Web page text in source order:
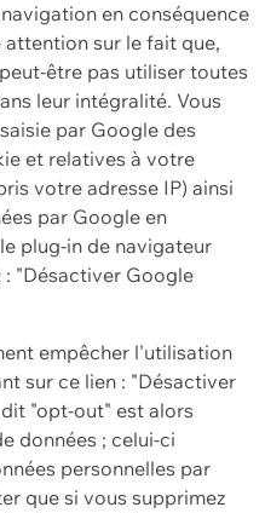
en conséquence
sur le fait que,
être pas utiliser toutes
leur intégralité. Vous
par Google des
et relatives à votre
votre adresse IP) ainsi
par Google en
plug-in de navigateur
"Désactiver Google
empêcher l'utilisation
sur ce lien : "Désactiver
"opt-out" est alors
données ; celui-ci
personnelles par
que si vous supprimez